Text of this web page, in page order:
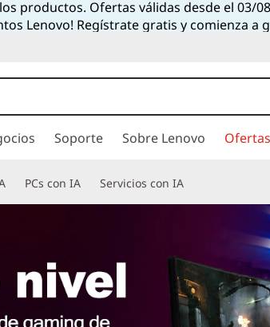
productos. Ofertas válidas desde el 03/
Lenovo! Regístrate gratis y comienza a
Soporte Sobre Lenovo Ofertas
PCs con IA Servicios con IA